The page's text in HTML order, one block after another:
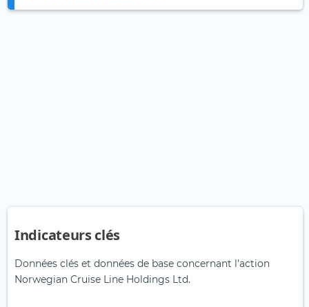
Indicateurs clés
Données clés et données de base concernant l'action
Norwegian Cruise Line Holdings Ltd.